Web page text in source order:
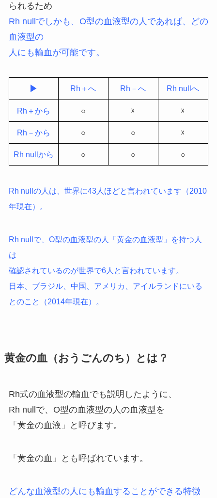
られるため
Rh nullでしかも、O型の血液型の人であれば、どの
血液型の
人にも輸血が可能です。
▶ Rh＋へ Rh－へ Rh nullへ
Rh＋から ○ ☓ ☓
Rh－から ○ ○ ☓
Rh nullから ○ ○ ○
Rh nullの人は、 世界に43人ほどと言われています（2010
年現在）。
Rh nullで、O型の血液型の人 「黄金の血液型」
を持つ人
は
確認されているのが世界で6人と言われています。
日本、ブラジル、中国、アメリカ、アイルランドにいる
とのこと（2014年現在）。
黄金の血（おうごんのち）とは？
Rh式の血液型の輸血でも説明したように、
Rh nullで、O型の血液型の人の血液型を
「黄金の血液」と呼びます。
「黄金の血」とも呼ばれています。
どんな血液型の人にも輸血することができる特徴